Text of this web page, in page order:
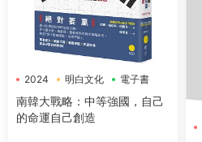
2024 明白文化 電子書
南韓大戰略：中等強國，自己
的命運自己創造